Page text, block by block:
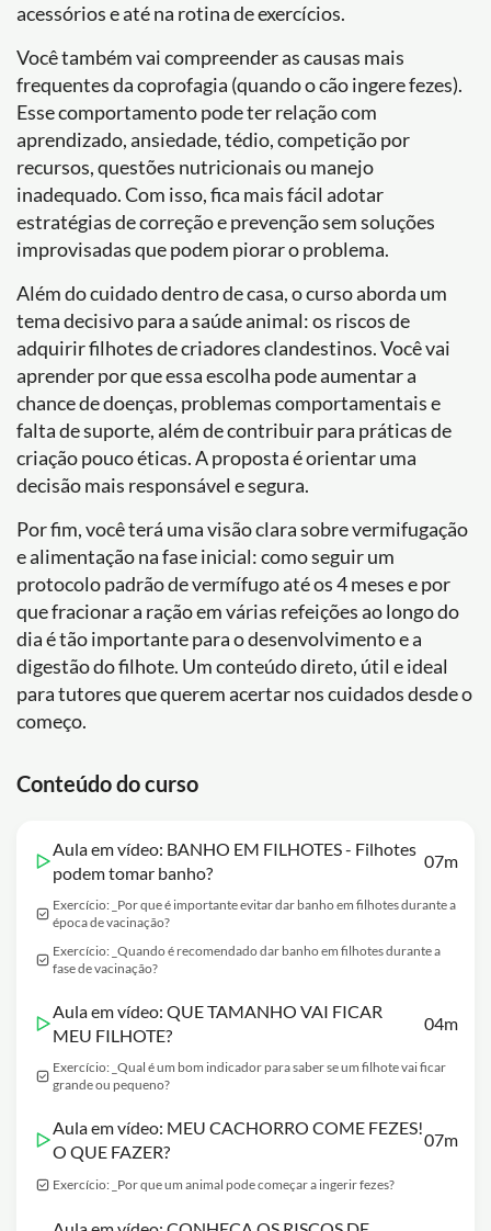
acessórios e até na rotina de exercícios.
Você também vai compreender as causas mais
frequentes da coprofagia (quando o cão ingere fezes).
Esse comportamento pode ter relação com
aprendizado, ansiedade, tédio, competição por
recursos, questões nutricionais ou manejo
inadequado. Com isso, fica mais fácil adotar
estratégias de correção e prevenção sem soluções
improvisadas que podem piorar o problema.
Além do cuidado dentro de casa, o curso aborda um
tema decisivo para a saúde animal: os riscos de
adquirir filhotes de criadores clandestinos. Você vai
aprender por que essa escolha pode aumentar a
chance de doenças, problemas comportamentais e
falta de suporte, além de contribuir para práticas de
criação pouco éticas. A proposta é orientar uma
decisão mais responsável e segura.
Por fim, você terá uma visão clara sobre vermifugação
e alimentação na fase inicial: como seguir um
protocolo padrão de vermífugo até os 4 meses e por
que fracionar a ração em várias refeições ao longo do
dia é tão importante para o desenvolvimento e a
digestão do filhote. Um conteúdo direto, útil e ideal
para tutores que querem acertar nos cuidados desde o
começo.
Conteúdo do curso
Aula em vídeo: BANHO EM FILHOTES - Filhotes
podem tomar banho?
07m
Exercício: _Por que é importante evitar dar banho em filhotes durante a
época de vacinação?
Exercício: _Quando é recomendado dar banho em filhotes durante a
fase de vacinação?
Aula em vídeo: QUE TAMANHO VAI FICAR
MEU FILHOTE?
04m
Exercício: _Qual é um bom indicador para saber se um filhote vai ficar
grande ou pequeno?
Aula em vídeo: MEU CACHORRO COME FEZES!
O QUE FAZER?
07m
Exercício: _Por que um animal pode começar a ingerir fezes?